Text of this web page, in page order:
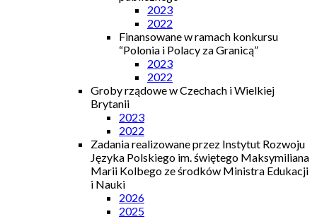
2023
2022
Finansowane w ramach konkursu
“Polonia i Polacy za Granicą”
2023
2022
Groby rządowe w Czechach i Wielkiej
Brytanii
2023
2022
Zadania realizowane przez Instytut Rozwoju
Języka Polskiego im. świętego Maksymiliana
Marii Kolbego ze środków Ministra Edukacji
i Nauki
2026
2025